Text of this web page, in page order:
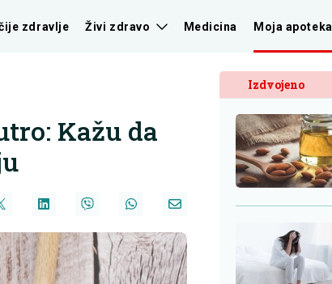
zdravlje Živi zdravo Medicina Moja apoteka
Kažu da
Izdvojeno